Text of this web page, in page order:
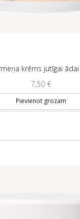
krēms jutīgai ādai
7,50 €
Pievienot grozam